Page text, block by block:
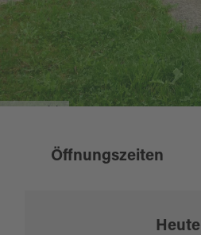
Öffnungszeiten
Heute